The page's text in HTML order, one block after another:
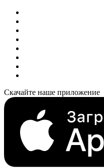
Скачайте наше приложение